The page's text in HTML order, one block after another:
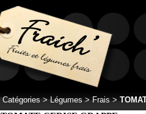
Catégories >Légumes > Frais>